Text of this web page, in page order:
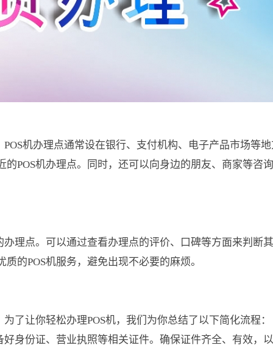
机办理点通常设在银行、支付机构、电子产品市场等
POS机办理点。同时，还可以向身边的朋友、商家等咨
理点。可以通过查看办理点的评价、口碑等方面来判断
的POS机服务，避免出现不必要的麻烦。
了让你轻松办理POS机，我们为你总结了以下简化流程：
身份证、营业执照等相关证件。确保证件齐全、有效，